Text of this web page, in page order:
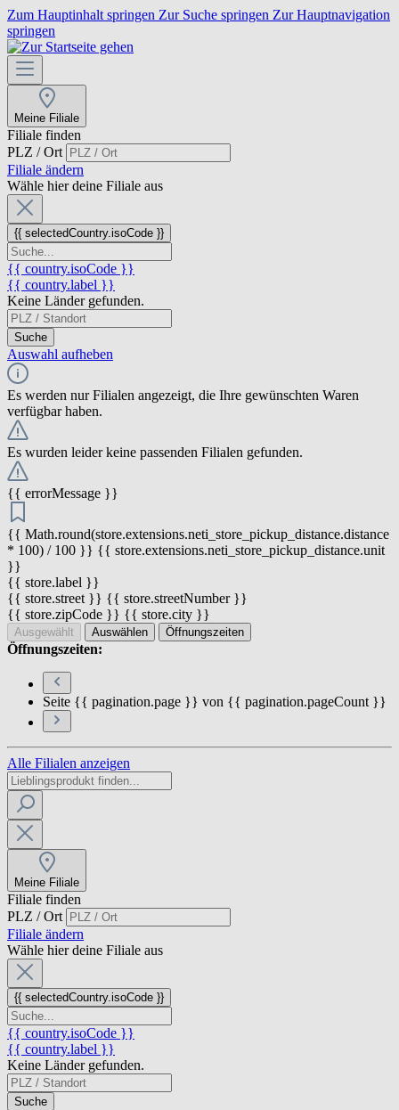
Zum Hauptinhalt springen Zur Suche springen Zur Hauptnavigation
springen
Meine Filiale
Filiale finden
PLZ / Ort
Filiale ändern
Wähle hier deine Filiale aus
{{ selectedCountry.isoCode }}
{{ country.isoCode }}
{{ country.label }}
Keine Länder gefunden.
Suche
Auswahl aufheben
Es werden nur Filialen angezeigt, die Ihre gewünschten Waren
verfügbar haben.
Es wurden leider keine passenden Filialen gefunden.
{{ errorMessage }}
{{ Math.round(store.extensions.neti_store_pickup_distance.distance
* 100) / 100 }} {{ store.extensions.neti_store_pickup_distance.unit
}}
{{ store.label }}
{{ store.street }} {{ store.streetNumber }}
{{ store.zipCode }} {{ store.city }}
Ausgewählt Auswählen Öffnungszeiten
Öffnungszeiten:
Seite {{ pagination.page }} von {{ pagination.pageCount }}
Alle Filialen anzeigen
Meine Filiale
Filiale finden
PLZ / Ort
Filiale ändern
Wähle hier deine Filiale aus
{{ selectedCountry.isoCode }}
{{ country.isoCode }}
{{ country.label }}
Keine Länder gefunden.
Suche